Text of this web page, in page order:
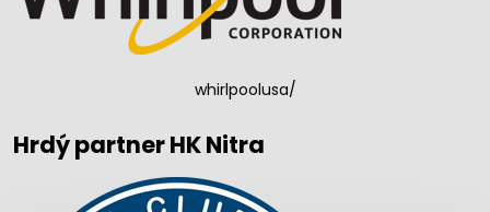
whirlpoolusa/
Hrdý partner HK Nitra